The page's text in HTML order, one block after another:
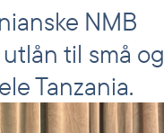
NMB
til små og
Tanzania.